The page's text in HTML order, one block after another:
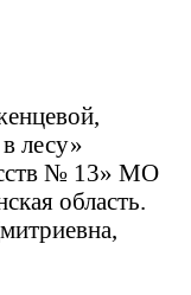
лесу»
№ 13» МО
область.